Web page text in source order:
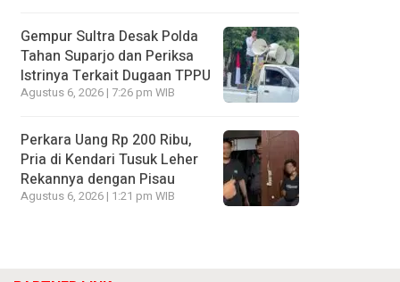
Gempur Sultra Desak Polda
Tahan Suparjo dan Periksa
Istrinya Terkait Dugaan TPPU
Agustus 6, 2026 | 7:26 pm WIB
Perkara Uang Rp 200 Ribu,
Pria di Kendari Tusuk Leher
Rekannya dengan Pisau
Agustus 6, 2026 | 1:21 pm WIB